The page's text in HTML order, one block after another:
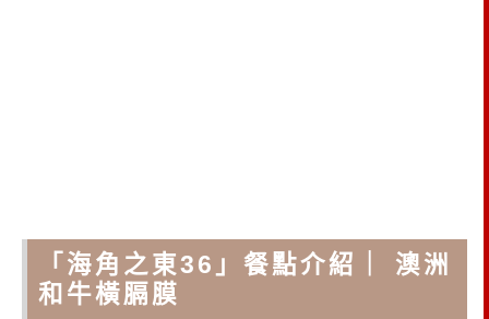
「海角之東36」餐點介紹｜ 澳洲
和牛橫膈膜